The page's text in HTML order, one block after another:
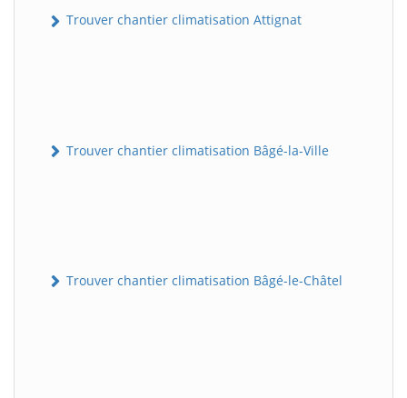
Trouver chantier climatisation Attignat
Trouver chantier climatisation Bâgé-la-Ville
Trouver chantier climatisation Bâgé-le-Châtel